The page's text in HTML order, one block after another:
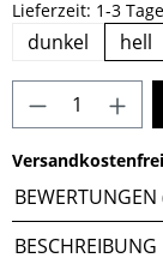
Lieferzeit: 1-3 Tage
dunkel hell
Produkt
Versandkostenfrei
BEWERTUNGEN
BESCHREIBUNG